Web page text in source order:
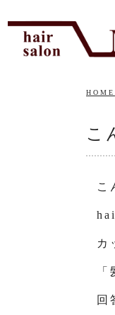
HOME
こ
こ
カ
回